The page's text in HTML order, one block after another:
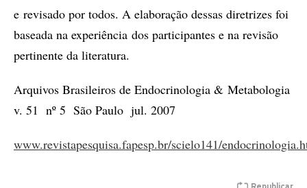
e revisado por todos. A elaboração dessas diretrizes foi
baseada na experiência dos participantes e na revisão
pertinente da literatura.
Arquivos Brasileiros de Endocrinologia & Metabologia
v. 51 nº 5 São Paulo jul. 2007
www.revistapesquisa.fapesp.br/scielo141/